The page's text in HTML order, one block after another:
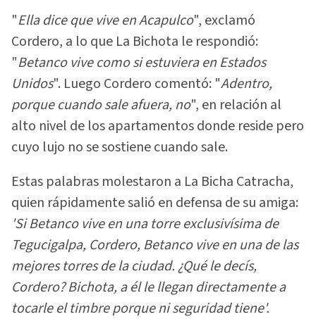
"Ella dice que vive en Acapulco", exclamó
Cordero, a lo que La Bichota le respondió:
"Betanco vive como si estuviera en Estados
Unidos". Luego Cordero comentó: "Adentro,
porque cuando sale afuera, no", en relación al
alto nivel de los apartamentos donde reside pero
cuyo lujo no se sostiene cuando sale.
Estas palabras molestaron a La Bicha Catracha,
quien rápidamente salió en defensa de su amiga:
'Si Betanco vive en una torre exclusivísima de
Tegucigalpa, Cordero, Betanco vive en una de las
mejores torres de la ciudad. ¿Qué le decís,
Cordero? Bichota, a él le llegan directamente a
tocarle el timbre porque ni seguridad tiene'.